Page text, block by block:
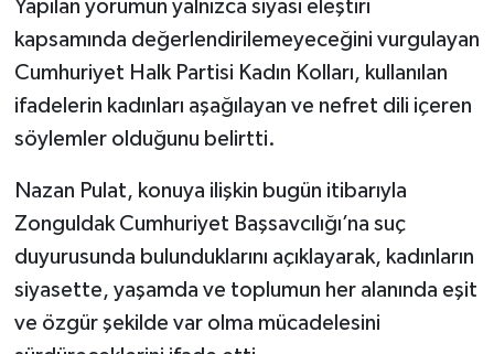
Yapılan yorumun yalnızca siyasi eleştiri
kapsamında değerlendirilemeyeceğini vurgulayan
Cumhuriyet Halk Partisi Kadın Kolları, kullanılan
ifadelerin kadınları aşağılayan ve nefret dili içeren
söylemler olduğunu belirtti.
Nazan Pulat, konuya ilişkin bugün itibarıyla
Zonguldak Cumhuriyet Başsavcılığı’na suç
duyurusunda bulunduklarını açıklayarak, kadınların
siyasette, yaşamda ve toplumun her alanında eşit
ve özgür şekilde var olma mücadelesini